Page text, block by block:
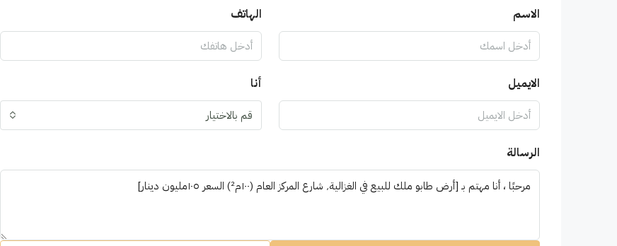
الاسم الهاتف
الايميل أنا
قم بالاختيار
الرسالة